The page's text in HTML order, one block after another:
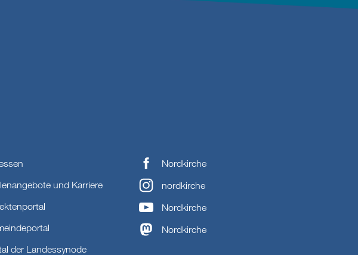
und Karriere
der Landessynode
Nordkirche
nordkirche
Nordkirche
Nordkirche